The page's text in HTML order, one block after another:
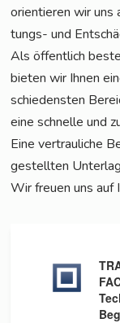
ori­en­tie­ren wir uns
tungs- und
Als öffent­lich
bie­ten wir Ihnen
schie­dens­ten
eine schnel­le und
Eine ver­trau­li­che
gestell­ten
Wir freu­en uns auf